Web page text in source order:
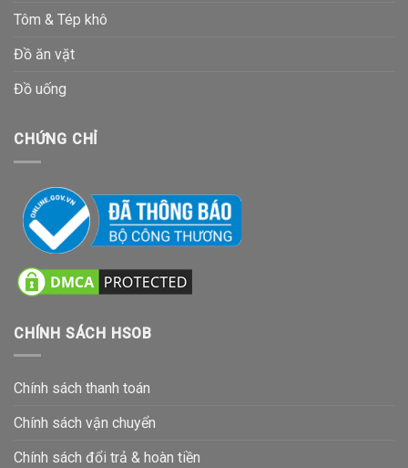
Tôm & Tép khô
Đồ ăn vặt
Đồ uống
CHỨNG CHỈ
CHÍNH SÁCH HSOB
Chính sách thanh toán
Chính sách vận chuyển
Chính sách đổi trả & hoàn tiền